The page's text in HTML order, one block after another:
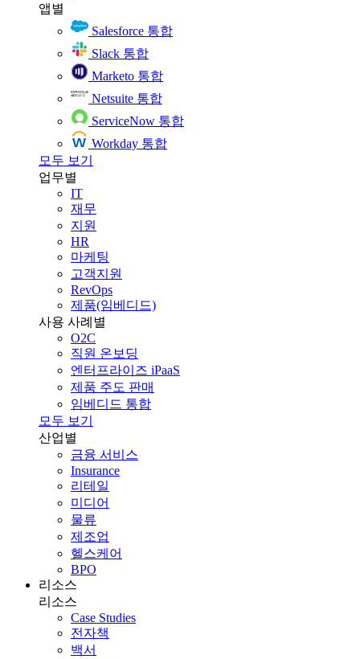
앱별
Salesforce 통합
Slack 통합
Marketo 통합
Netsuite 통합
ServiceNow 통합
Workday 통합
모두 보기
업무별
IT
재무
지원
HR
마케팅
고객지원
RevOps
제품(임베디드)
사용 사례별
O2C
직원 온보딩
엔터프라이즈 iPaaS
제품 주도 판매
임베디드 통합
모두 보기
산업별
금융 서비스
Insurance
리테일
미디어
물류
제조업
헬스케어
BPO
리소스
리소스
Case Studies
전자책
백서